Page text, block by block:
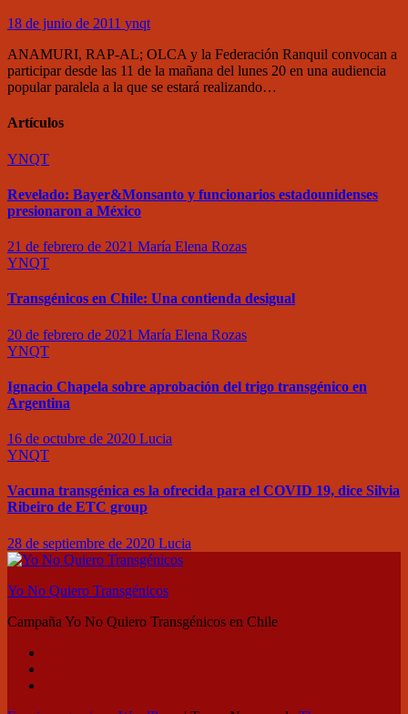
18 de junio de 2011 ynqt
ANAMURI, RAP-AL; OLCA y la Federación Ranquil convocan a
participar desde las 11 de la mañana del lunes 20 en una audiencia
popular paralela a la que se estará realizando…
Artículos
YNQT
Revelado: Bayer&Monsanto y funcionarios estadounidenses
presionaron a México
21 de febrero de 2021 María Elena Rozas
YNQT
Transgénicos en Chile: Una contienda desigual
20 de febrero de 2021 María Elena Rozas
YNQT
Ignacio Chapela sobre aprobación del trigo transgénico en
Argentina
16 de octubre de 2020 Lucia
YNQT
Vacuna transgénica es la ofrecida para el COVID 19, dice Silvia
Ribeiro de ETC group
28 de septiembre de 2020 Lucia
Yo No Quiero Transgénicos
Campaña Yo No Quiero Transgénicos en Chile